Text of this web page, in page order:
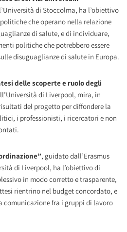
di Stoccolma, ha l’obiettivo
che operano nella relazione
di salute, e di individuare,
politiche che potrebbero essere
disuguaglianze di salute in Europa.
delle scoperte e ruolo degli
di Liverpool, mira, in
del progetto per diffondere la
i professionisti, i ricercatori e non
, guidato dall’Erasmus
di Liverpool, ha l’obiettivo di
in modo corretto e trasparente,
rientrino nel budget concordato, e
comunicazione fra i gruppi di lavoro